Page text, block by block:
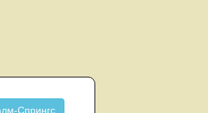
Спрингс